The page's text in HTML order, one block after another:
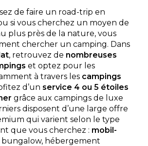
de faire un road-trip en
si vous cherchez un moyen de
plus près de la nature, vous
chercher un camping. Dans
, retrouvez de nombreuses
et optez pour les
à travers les campings
d’un service 4 ou 5 étoiles
grâce aux campings de luxe
disposent d’une large offre
qui varient selon le type
que vous cherchez : mobil-
bungalow, hébergement
★ 4.1/5 (792 avis)
tarifaire disponible